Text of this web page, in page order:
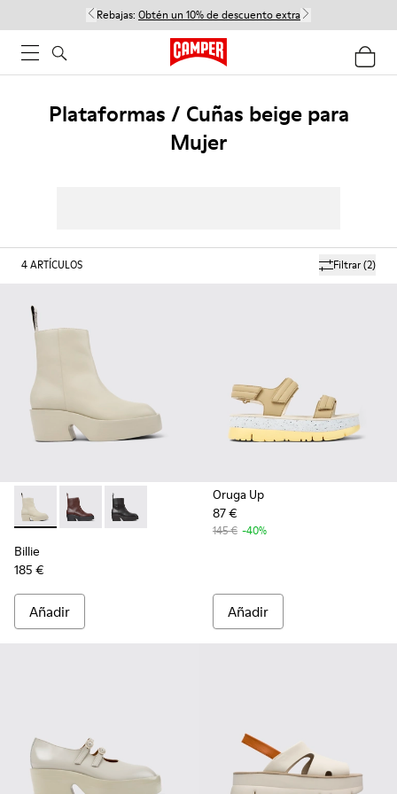
Rebajas: Obtén un 10% de descuento extra
Plataformas / Cuñas beige para
Mujer
Filtrar(2)
4ARTÍCULOS
Billie - K400754-006 - Botines de piel beige claro para
Billie - K400754-007
Billie - K400754-002
Billie
185 €
Añadir
Oruga Up
87 €
145 € -40%
Añadir